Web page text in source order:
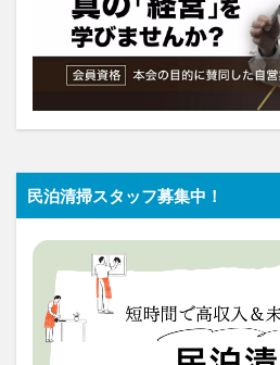
民泊清掃スタッフ募集中！